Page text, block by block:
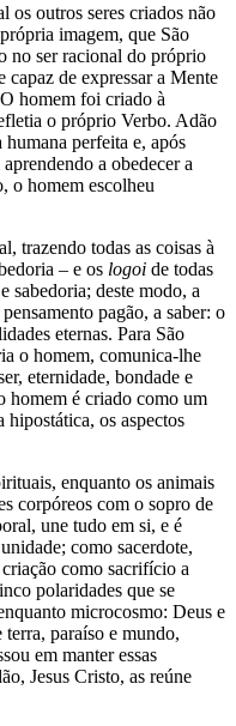
os outros seres criados não
imagem, que São
no ser racional do próprio
de expressar a Mente
homem foi criado à
o próprio Verbo. Adão
perfeita e, após
a obedecer a
o homem escolheu
trazendo todas as coisas à
– e os logoi de todas
sabedoria; deste modo, a
pagão, a saber: o
eternas. Para São
o homem, comunica-lhe
eternidade, bondade e
homem é criado como um
os aspectos
enquanto os animais
corpóreos com o sopro de
une tudo em si, e é
como sacerdote,
como sacrifício a
polaridades que se
microcosmo: Deus e
paraíso e mundo,
em manter essas
Jesus Cristo, as reúne